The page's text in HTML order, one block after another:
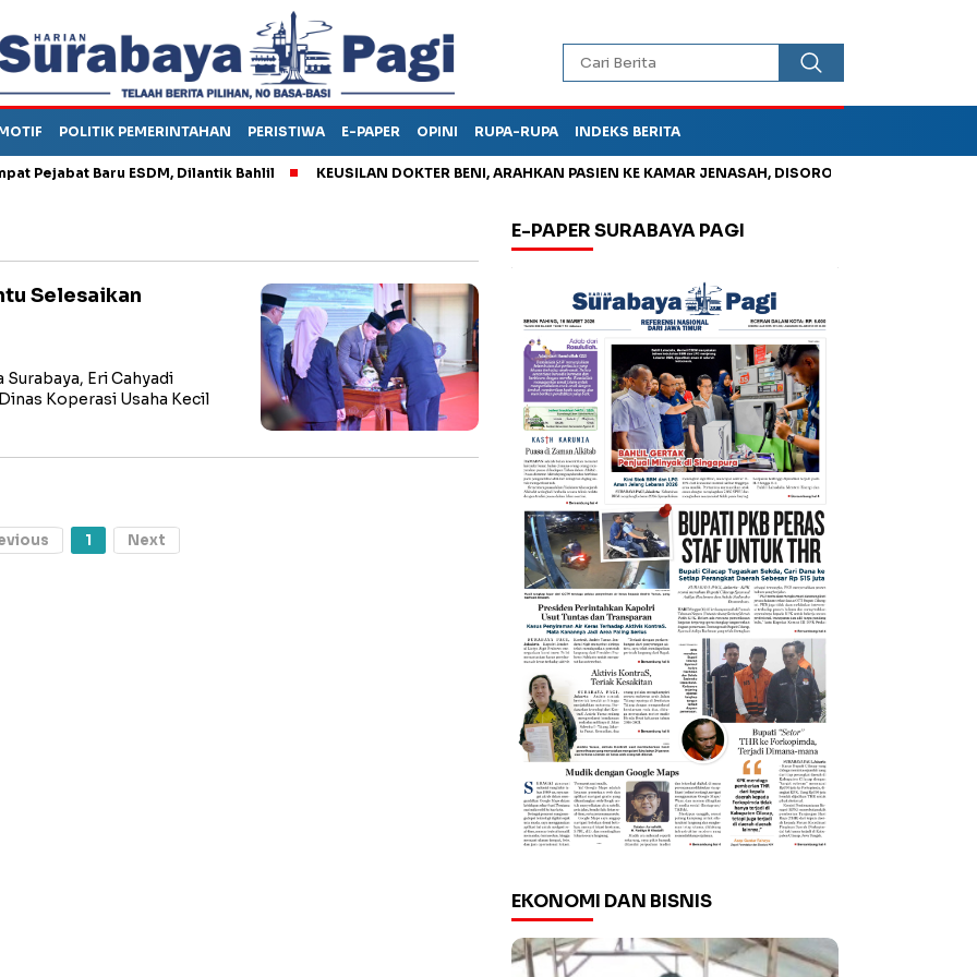
POLITIK PEMERINTAHAN PERISTIWA E-PAPER OPINI RUPA-RUPA INDEKS BERITA
Baru ESDM, Dilantik Bahlil KEUSILAN DOKTER BENI, ARAHKAN PASIEN KE KAMAR JENASAH, DISOROT
Selesaikan
Surabaya, Eri Cahyadi
Koperasi Usaha Kecil
1 Next
E-PAPER SURABAYA PAGI
EKONOMI DAN BISNIS